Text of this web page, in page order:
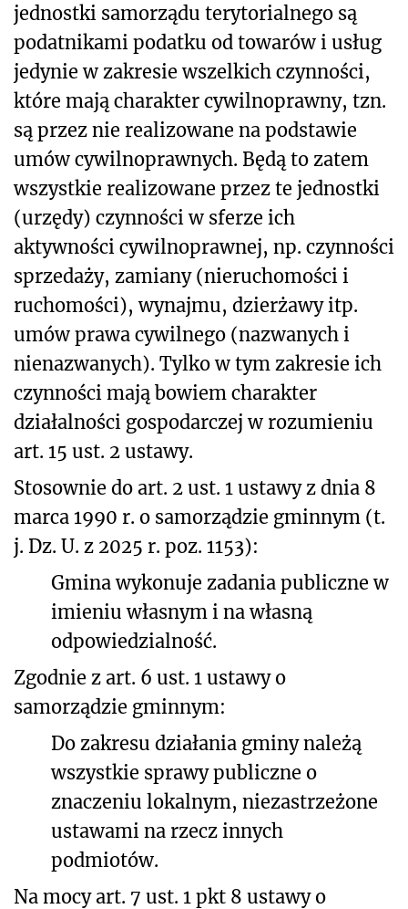
jednostki samorządu terytorialnego są
podatnikami podatku od towarów i usług
jedynie w zakresie wszelkich czynności,
które mają charakter cywilnoprawny, tzn.
są przez nie realizowane na podstawie
umów cywilnoprawnych. Będą to zatem
wszystkie realizowane przez te jednostki
(urzędy) czynności w sferze ich
aktywności cywilnoprawnej, np. czynności
sprzedaży, zamiany (nieruchomości i
ruchomości), wynajmu, dzierżawy itp.
umów prawa cywilnego (nazwanych i
nienazwanych). Tylko w tym zakresie ich
czynności mają bowiem charakter
działalności gospodarczej w rozumieniu
art. 15 ust. 2 ustawy.
Stosownie do art. 2 ust. 1 ustawy z dnia 8
marca 1990 r. o samorządzie gminnym (t.
j. Dz. U. z 2025 r. poz. 1153):
Gmina wykonuje zadania publiczne w
imieniu własnym i na własną
odpowiedzialność.
Zgodnie z art. 6 ust. 1 ustawy o
samorządzie gminnym:
Do zakresu działania gminy należą
wszystkie sprawy publiczne o
znaczeniu lokalnym, niezastrzeżone
ustawami na rzecz innych
podmiotów.
Na mocy art. 7 ust. 1 pkt 8 ustawy o